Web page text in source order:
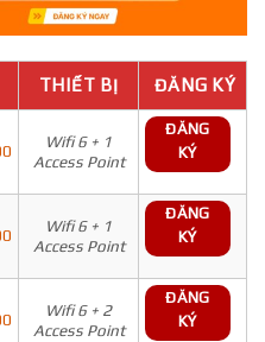
THIẾT BỊ ĐĂNG KÝ
Wifi 6 + 1
Access Point
ĐĂNG
KÝ
Wifi 6 + 1
Access Point
ĐĂNG
KÝ
Wifi 6 + 2
Access Point
ĐĂNG
KÝ